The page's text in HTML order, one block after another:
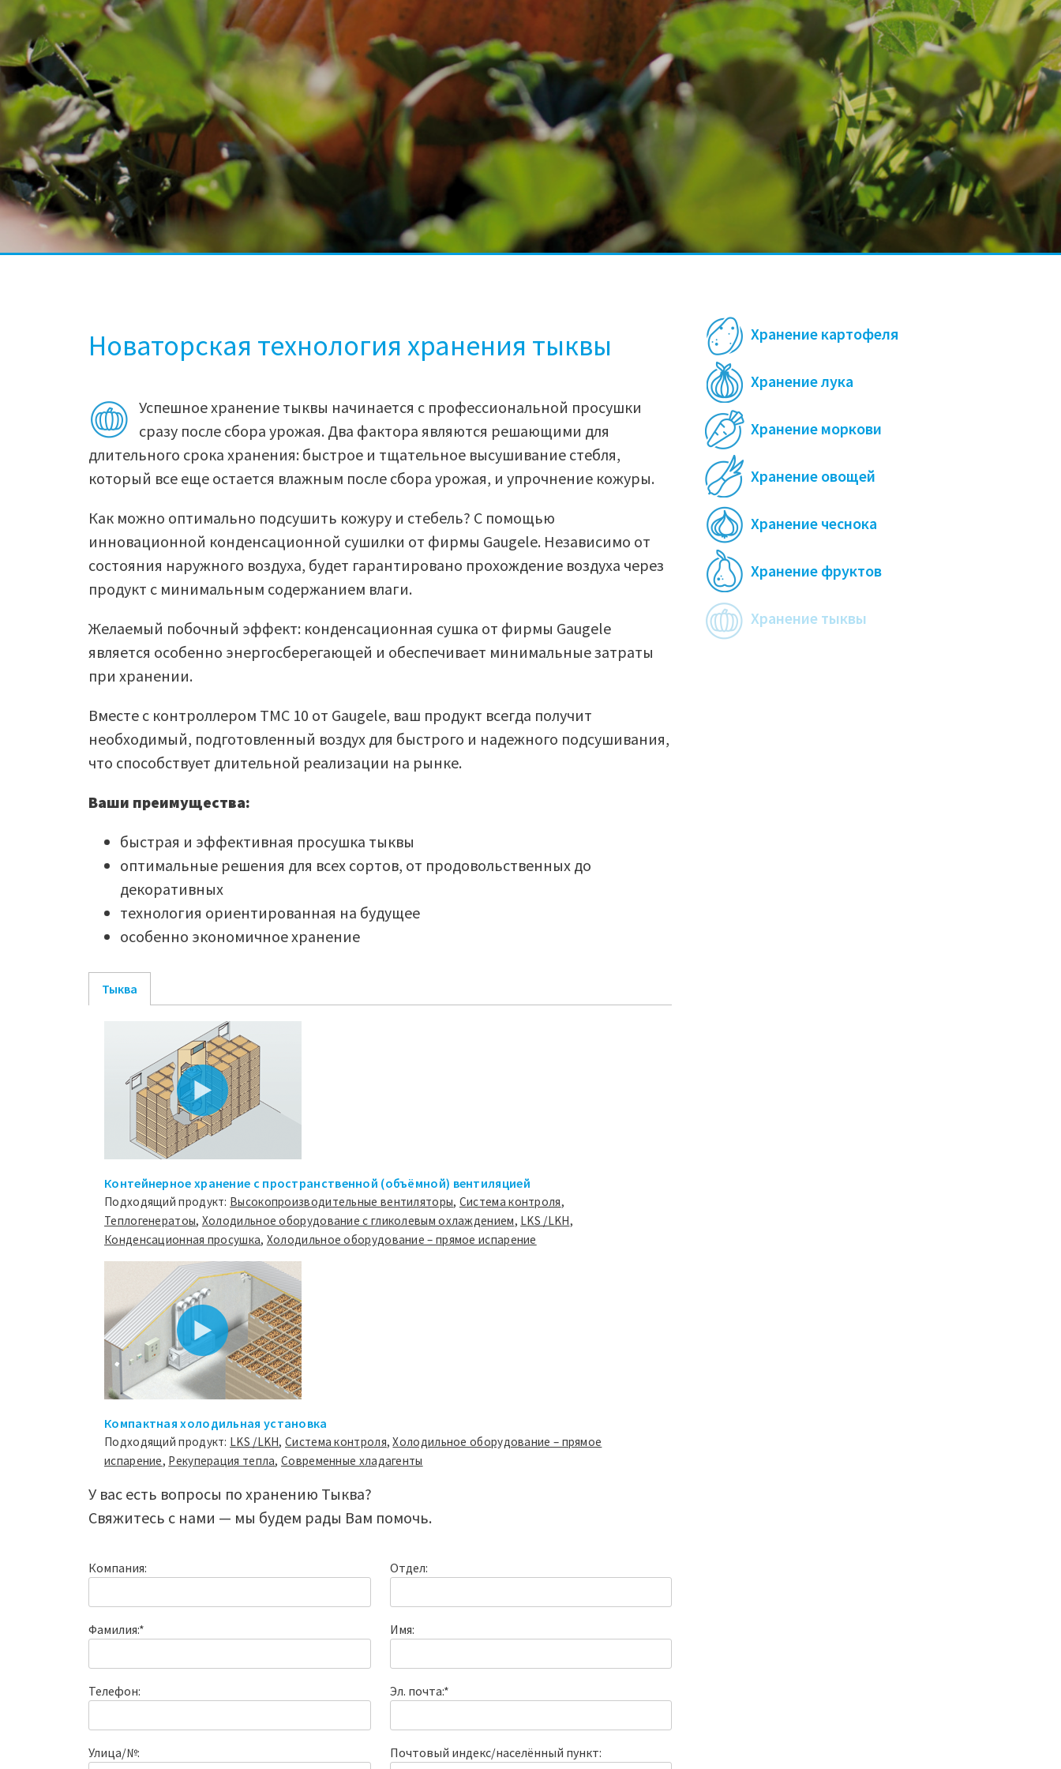
Новаторская технология хранения тыквы
Успешное хранение тыквы начинается с профессиональной просушки
сразу после сбора урожая. Два фактора являются решающими для
длительного срока хранения: быстрое и тщательное высушивание стебля,
который все еще остается влажным после сбора урожая, и упрочнение кожуры.
Как можно оптимально подсушить кожуру и стебель? С помощью
инновационной конденсационной сушилки от фирмы Gaugele. Независимо от
состояния наружного воздуха, будет гарантировано прохождение воздуха через
продукт с минимальным содержанием влаги.
Желаемый побочный эффект: конденсационная сушка от фирмы Gaugele
является особенно энергосберегающей и обеспечивает минимальные затраты
при хранении.
Вместе с контроллером TMC 10 от Gaugele, ваш продукт всегда получит
необходимый, подготовленный воздух для быстрого и надежного подсушивания,
что способствует длительной реализации на рынке.
Ваши преимущества:
быстрая и эффективная просушка тыквы
оптимальные решения для всех сортов, от продовольственных до
декоративных
технология ориентированная на будущее
особенно экономичное хранение
Тыква
Контейнерное хранение с пространственной (объёмной) вентиляцией
Подходящий продукт: Высокопроизводительные вентиляторы, Система контроля,
Теплогенератоы, Холодильное оборудование c гликолевым охлаждением, LKS /LKH,
Конденсационная просушка, Холодильное оборудование – прямое испарение
Компактная холодильная установка
Подходящий продукт: LKS /LKH,Система контроля,Холодильное оборудование – прямое
испарение, Рекуперация тепла,Современные хладагенты
У вас есть вопросы по хранению Тыква?
Свяжитесь с нами — мы будем рады Вам помочь.
Компания: Отдел:
Фамилия:* Имя:
Телефон: Эл. почта:*
Улица/№: Почтовый индекс/населённый пункт:
Хранение картофеля
Хранение лука
Хранение моркови
Хранение овощей
Хранение чеснока
Хранение фруктов
Хранение тыквы